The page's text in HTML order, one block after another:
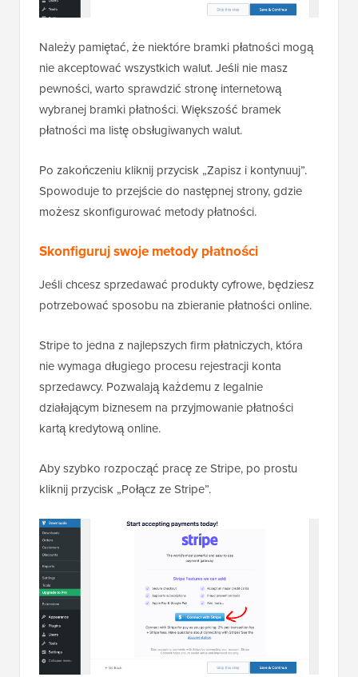
Należy pamiętać, że niektóre bramki płatności mogą
nie akceptować wszystkich walut. Jeśli nie masz
pewności, warto sprawdzić stronę internetową
wybranej bramki płatności. Większość bramek
płatności ma listę obsługiwanych walut.
Po zakończeniu kliknij przycisk „Zapisz i kontynuuj”.
Spowoduje to przejście do następnej strony, gdzie
możesz skonfigurować metody płatności.
Skonfiguruj swoje metody płatności
Jeśli chcesz sprzedawać produkty cyfrowe, będziesz
potrzebować sposobu na zbieranie płatności online.
Stripe to jedna z najlepszych firm płatniczych, która
nie wymaga długiego procesu rejestracji konta
sprzedawcy. Pozwalają każdemu z legalnie
działającym biznesem na przyjmowanie płatności
kartą kredytową online.
Aby szybko rozpocząć pracę ze Stripe, po prostu
kliknij przycisk „Połącz ze Stripe”.